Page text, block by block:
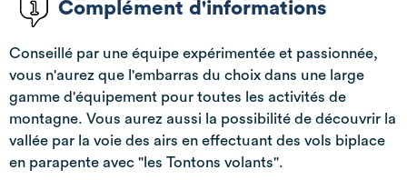
Complément d'informations
Conseillé par une équipe expérimentée et passionnée,
vous n'aurez que l'embarras du choix dans une large
gamme d'équipement pour toutes les activités de
montagne. Vous aurez aussi la possibilité de découvrir la
vallée par la voie des airs en effectuant des vols biplace
en parapente avec "les Tontons volants".